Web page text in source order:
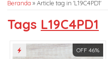
Beranda »Article tag in 'L19C4PD1'
Tags L19C4PD1
OFF 46%